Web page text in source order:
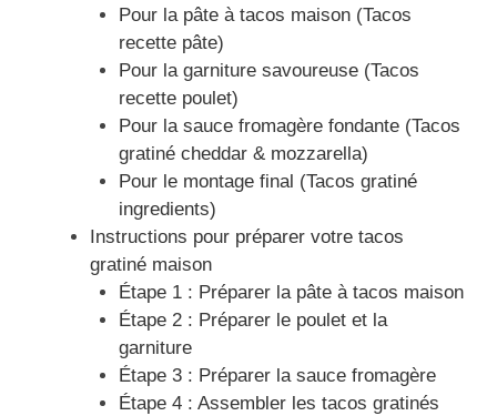
Pour la pâte à tacos maison (Tacos
recette pâte)
Pour la garniture savoureuse (Tacos
recette poulet)
Pour la sauce fromagère fondante (Tacos
gratiné cheddar & mozzarella)
Pour le montage final (Tacos gratiné
ingredients)
Instructions pour préparer votre tacos
gratiné maison
Étape 1 : Préparer la pâte à tacos maison
Étape 2 : Préparer le poulet et la
garniture
Étape 3 : Préparer la sauce fromagère
Étape 4 : Assembler les tacos gratinés